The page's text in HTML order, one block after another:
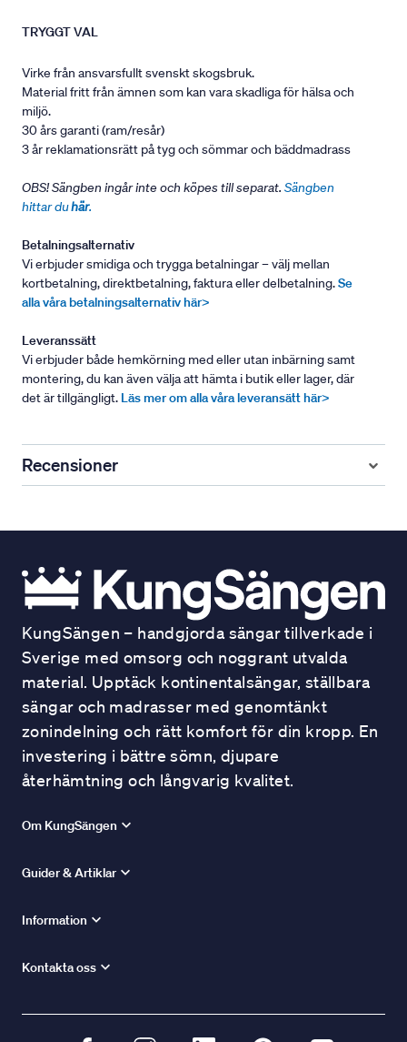
TRYGGT VAL
Virke från ansvarsfullt svenskt skogsbruk.
Material fritt från ämnen som kan vara skadliga för hälsa och
miljö.
30 års garanti (ram/resår)
3 år reklamationsrätt på tyg och sömmar och bäddmadrass
OBS! Sängben ingår inte och köpes till separat. Sängben
hittar duhär.
Betalningsalternativ
Vi erbjuder smidiga och trygga betalningar – välj mellan
kortbetalning, direktbetalning, faktura eller delbetalning.Se
alla våra betalningsalternativ här>
Leveranssätt
Vi erbjuder både hemkörning med eller utan inbärning samt
montering, du kan även välja att hämta i butik eller lager, där
det är tillgängligt. Läs mer om alla våra leveransätt här>
Recensioner
KungSängen – handgjorda sängar tillverkade i
Sverige med omsorg och noggrant utvalda
material. Upptäck kontinentalsängar, ställbara
sängar och madrasser med genomtänkt
zonindelning och rätt komfort för din kropp. En
investering i bättre sömn, djupare
återhämtning och långvarig kvalitet.
Om KungSängen
Guider & Artiklar
Information
Kontakta oss